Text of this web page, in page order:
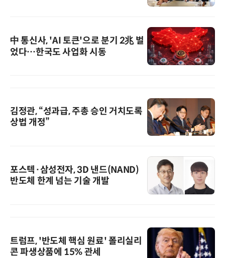
中 통신사, 'AI 토큰'으로 분기 2兆 벌
었다…한국도 사업화 시동
김정관, “성과급, 주총 승인 거치도록
상법 개정”
포스텍·삼성전자, 3D 낸드(NAND)
반도체 한계 넘는 기술 개발
트럼프, '반도체 핵심 원료' 폴리실리
콘 파생상품에 15% 관세